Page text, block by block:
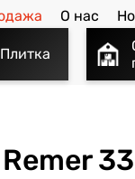
О нас
Плитка